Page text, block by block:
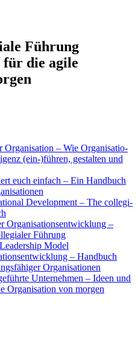
Führung
die agile
Orga­ni­sa­ti­on – Wie Orga­ni­sa­tio­
(ein-)führen, gestal­ten und
euch ein­fach – Ein Hand­buch
Deve­lo­p­ment – The col­le­gi­
Orga­ni­sa­ti­ons­ent­wick­lung –
Füh­rung
Model
– Hand­buch
Orga­ni­sa­tio­nen
Unter­neh­men – Ideen und
Orga­ni­sa­ti­on von mor­gen